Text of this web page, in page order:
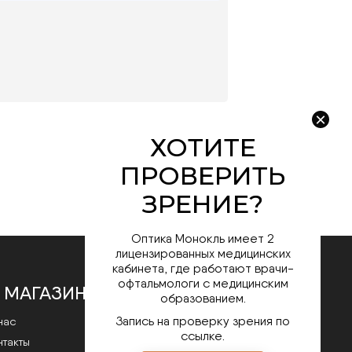
Оптика Монокль имеет 2
лицензированных медицинских
кабинета, где работают врачи-
офтальмологи с медицинским
образованием.
Запись на проверку зрения по
ссылке.